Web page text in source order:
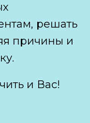
решать
причины и
и Вас!